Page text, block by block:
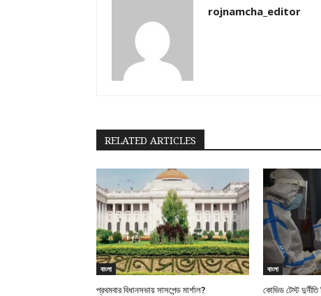
rojnamcha_editor
RELATED ARTICLES
বাংলা
প্রথমবার বিধানসভায় সাসপেন্ড মার্শাল?
বাংলা
কোভিড টেস্ট